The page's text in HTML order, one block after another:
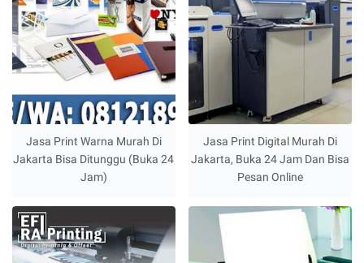
Jasa Print Warna Murah Di
Jakarta Bisa Ditunggu (Buka 24
Jam)
Jasa Print Digital Murah Di
Jakarta, Buka 24 Jam Dan Bisa
Pesan Online